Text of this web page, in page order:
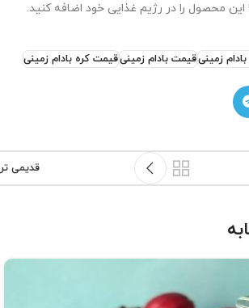
محصول را در رژیم غذایی خود اضافه کنید.
زمینیقیمت بادام زمینیقیمت کره بادام زمینی
قدیمی تر